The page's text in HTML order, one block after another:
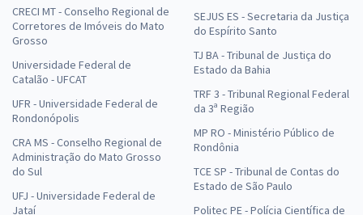
CRECI MT - Conselho Regional de
Corretores de Imóveis do Mato
Grosso
Universidade Federal de
Catalão - UFCAT
UFR - Universidade Federal de
Rondonópolis
CRA MS - Conselho Regional de
Administração do Mato Grosso
do Sul
UFJ - Universidade Federal de
Jataí
SEJUS ES - Secretaria da Justiça
do Espírito Santo
TJ BA - Tribunal de Justiça do
Estado da Bahia
TRF 3 - Tribunal Regional Federal
da 3ª Região
MP RO - Ministério Público de
Rondônia
TCE SP - Tribunal de Contas do
Estado de São Paulo
Politec PE - Polícia Científica de